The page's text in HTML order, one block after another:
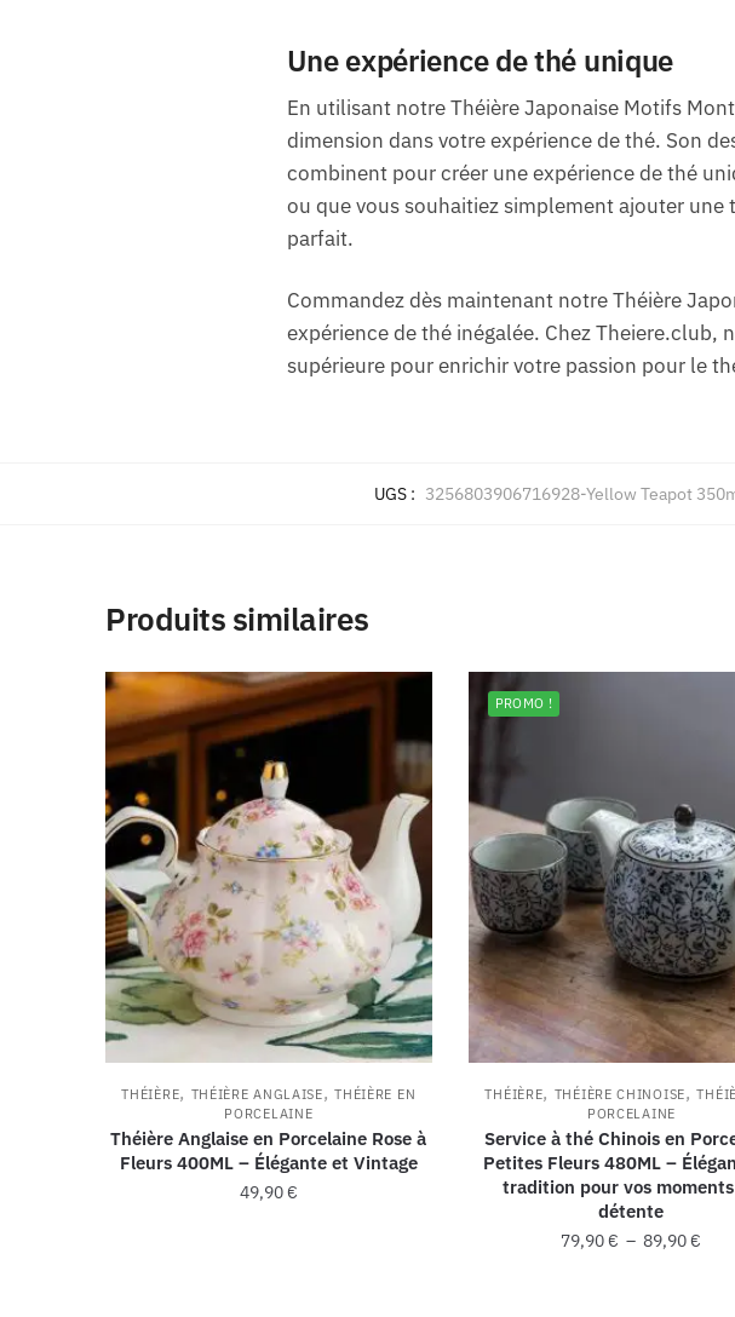
Une expérience de thé unique
En utilisant notre Théière Japonaise Motifs
dimension dans votre expérience de thé. Son
combinent pour créer une expérience de thé
ou que vous souhaitiez simplement ajouter
parfait.
Commandez dès maintenant notre Théière
expérience de thé inégalée. Chez
supérieure pour enrichir votre passion pour le
UGS : 3256803906716928-Yellow Teapot
Produits similaires
THÉIÈRE, THÉIÈRE ANGLAISE,THÉIÈRE EN
PORCELAINE
Théière Anglaise en Porcelaine Rose à
Fleurs 400ML – Élégante et Vintage
49,90€
PROMO !
THÉIÈRE, THÉIÈRE CHINOISE,
PORCELAINE
Service à thé Chinois en
Petites Fleurs 480ML –
tradition pour vos
détente
79,90€ – 89,90€